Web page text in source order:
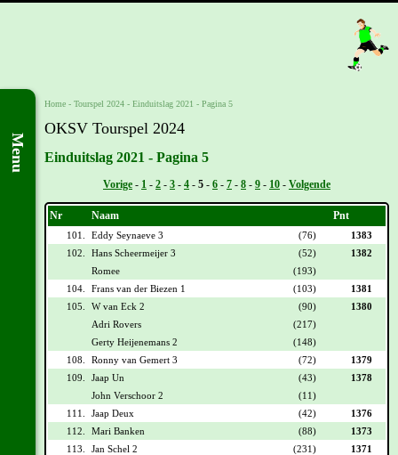
Menu
Home - Tourspel 2024 - Einduitslag 2021 - Pagina 5
OKSV Tourspel 2024
Einduitslag 2021 - Pagina 5
Vorige - 1 - 2 - 3 - 4 - 5 - 6 - 7 - 8 - 9 - 10 - Volgende
Nr Naam Pnt
101. Eddy Seynaeve 3 (76)
1383
102.
Hans Scheermeijer 3 (52)
1382
Romee
(193)
104.
Frans van der Biezen 1 (103)
1381
105.
W van Eck 2 (90)
1380
Adri Rovers
(217)
Gerty Heijenemans 2
(148)
108.
Ronny van Gemert 3 (72)
1379
109.
Jaap Un (43)
1378
John Verschoor 2
(11)
111.
Jaap Deux (42)
1376
112.
Mari Banken (88)
1373
113.
Jan Schel 2 (231)
1371